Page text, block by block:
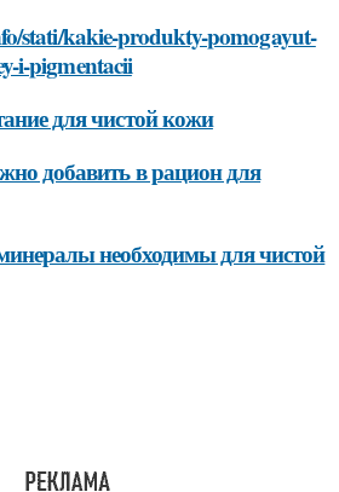
stati/kakie-produkty-pomogayut-
i-pigmentacii
для чистой кожи
добавить в рацион для
необходимы для чистой